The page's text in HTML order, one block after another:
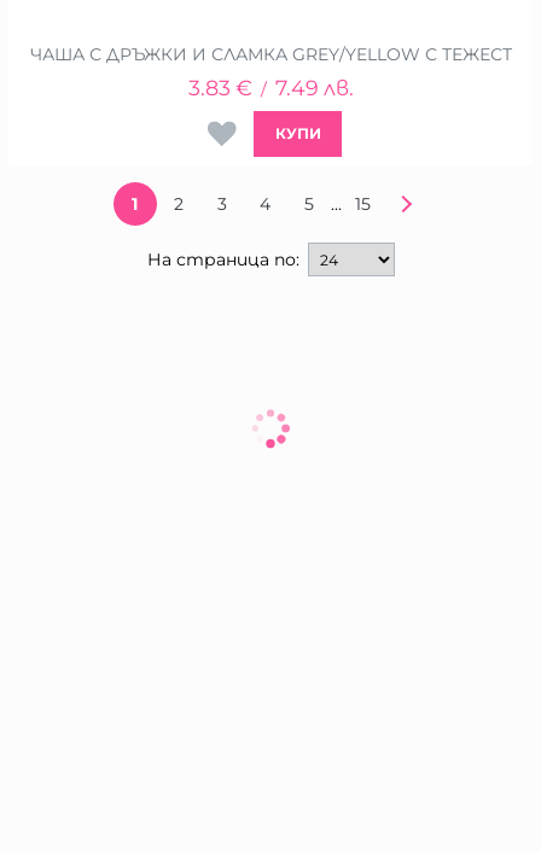
ЧАША С ДРЪЖКИ И СЛАМКА GREY/YELLOW С ТЕЖЕСТ
3.83 € / 7.49 лв.
КУПИ
1 2 3 4 5 ... 15
На страница по: